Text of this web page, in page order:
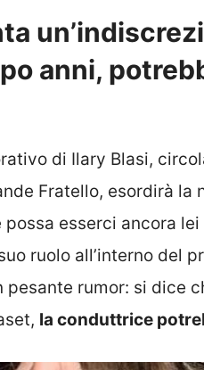
anni,
di Ilary Blasi,
Fratello, esordirà la
esserci ancora
ruolo all’interno del
rumor: si dice
la conduttrice